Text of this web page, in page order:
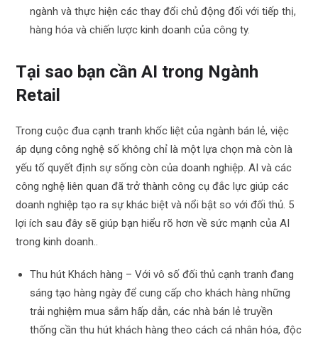
ngành và thực hiện các thay đổi chủ động đối với tiếp thị,
hàng hóa và chiến lược kinh doanh của công ty.
Tại sao bạn cần AI trong Ngành
Retail
Trong cuộc đua cạnh tranh khốc liệt của ngành bán lẻ, việc
áp dụng công nghệ số không chỉ là một lựa chọn mà còn là
yếu tố quyết định sự sống còn của doanh nghiệp. AI và các
công nghệ liên quan đã trở thành công cụ đắc lực giúp các
doanh nghiệp tạo ra sự khác biệt và nổi bật so với đối thủ. 5
lợi ích sau đây sẽ giúp bạn hiểu rõ hơn về sức mạnh của AI
trong kinh doanh..
Thu hút Khách hàng – Với vô số đối thủ cạnh tranh đang
sáng tạo hàng ngày để cung cấp cho khách hàng những
trải nghiệm mua sắm hấp dẫn, các nhà bán lẻ truyền
thống cần thu hút khách hàng theo cách cá nhân hóa, độc